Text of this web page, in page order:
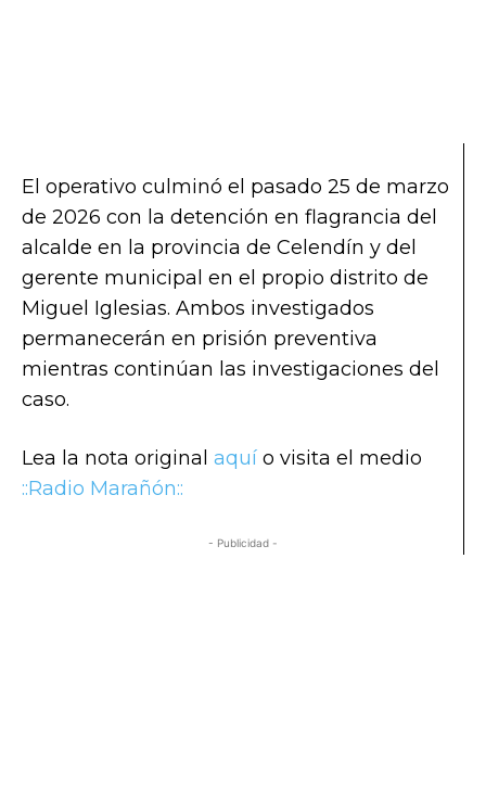
El operativo culminó el pasado 25 de marzo
de 2026 con la detención en flagrancia del
alcalde en la provincia de Celendín y del
gerente municipal en el propio distrito de
Miguel Iglesias. Ambos investigados
permanecerán en prisión preventiva
mientras continúan las investigaciones del
caso.
Lea la nota original aquí o visita el medio
::Radio Marañón::
- Publicidad -